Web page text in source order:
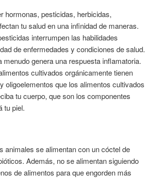
hormonas, pesticidas, herbicidas,
tu salud en una infinidad de maneras.
interrumpen las habilidades
de enfermedades y condiciones de salud.
genera una respuesta inflamatoria.
cultivados orgánicamente tienen
que los alimentos cultivados
tu cuerpo, que son los componentes
tu piel.
animales se alimentan con un cóctel de
Además, no se alimentan siguiendo
de alimentos para que engorden más